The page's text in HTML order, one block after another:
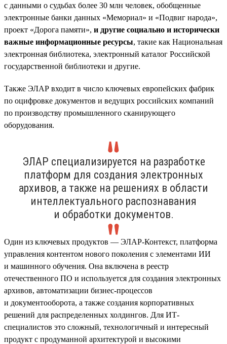
с данными о судьбах более 30 млн человек, обобщенные
электронные банки данных «Мемориал» и «Подвиг народа»,
проект «Дорога памяти», и другие социально и исторически
важные информационные ресурсы, такие как Национальная
электронная библиотека, электронный каталог Российской
государственной библиотеки и другие.
Также ЭЛАР входит в число ключевых европейских фабрик
по оцифровке документов и ведущих российских компаний
по производству промышленного сканирующего
оборудования.
ЭЛАР специализируется на разработке
платформ для создания электронных
архивов, а также на решениях в области
интеллектуального распознавания
и обработки документов.
Один из ключевых продуктов — ЭЛАР-Контекст, платформа
управления контентом нового поколения с элементами ИИ
и машинного обучения. Она включена в реестр
отечественного ПО и используется для создания электронных
архивов, автоматизации бизнес-процессов
и документооборота, а также создания корпоративных
решений для распределенных холдингов. Для ИТ-
специалистов это сложный, технологичный и интересный
продукт с продуманной архитектурой и высокими